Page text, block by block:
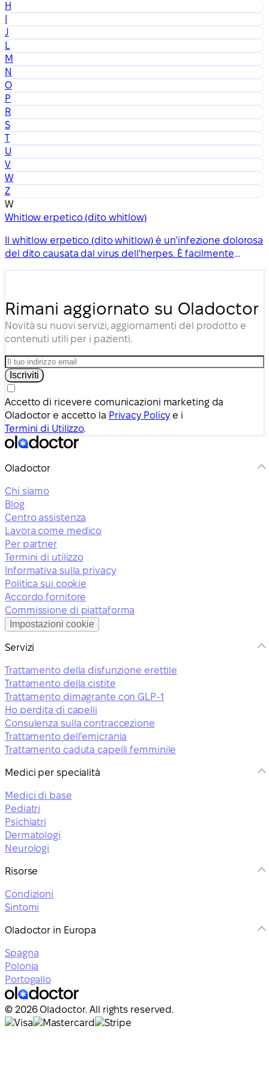
H
I
J
L
M
N
O
P
R
S
T
U
V
W
Z
W
Whitlow erpetico (dito whitlow)
Il whitlow erpetico (dito whitlow) è un'infezione dolorosa
del dito causata dal virus dell'herpes. È facilmente
Rimani aggiornato su Oladoctor
Novità su nuovi servizi, aggiornamenti del prodotto e
contenuti utili per i pazienti.
Iscriviti
Accetto di ricevere comunicazioni marketing da
Oladoctor e accetto la Privacy Policye i
Termini di Utilizzo.
Oladoctor
Chi siamo
Blog
Centro assistenza
Lavora come medico
Per partner
Termini di utilizzo
Informativa sulla privacy
Politica sui cookie
Accordo fornitore
Commissione di piattaforma
Impostazioni cookie
Servizi
Trattamento della disfunzione erettile
Trattamento della cistite
Trattamento dimagrante con GLP-1
Ho perdita di capelli
Consulenza sulla contraccezione
Trattamento dell’emicrania
Trattamento caduta capelli femminile
Medici per specialità
Medici di base
Pediatri
Psichiatri
Dermatologi
Neurologi
Risorse
Condizioni
Sintomi
Oladoctor in Europa
Spagna
Polonia
Portogallo
© 2026 Oladoctor. All rights reserved.